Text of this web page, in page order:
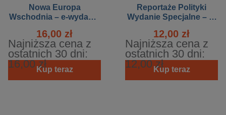
Nowa Europa
Wschodnia – e-wydanie
16,00 zł
Najniższa cena z
ostatnich 30 dni:
16,00 złKup teraz
Reportaże Polityki
Wydanie Specjalne – e-
Polaków portret
codzienny
12,00 zł
Najniższa cena z
ostatnich 30 dni:
12,00 złKup teraz